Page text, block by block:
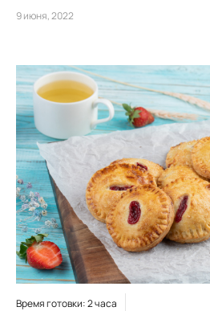
9 июня, 2022
Время готовки: 2 часа